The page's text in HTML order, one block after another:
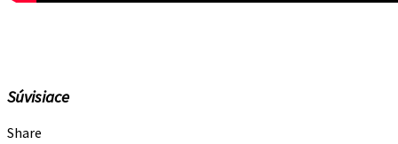
Súvisiace
Share